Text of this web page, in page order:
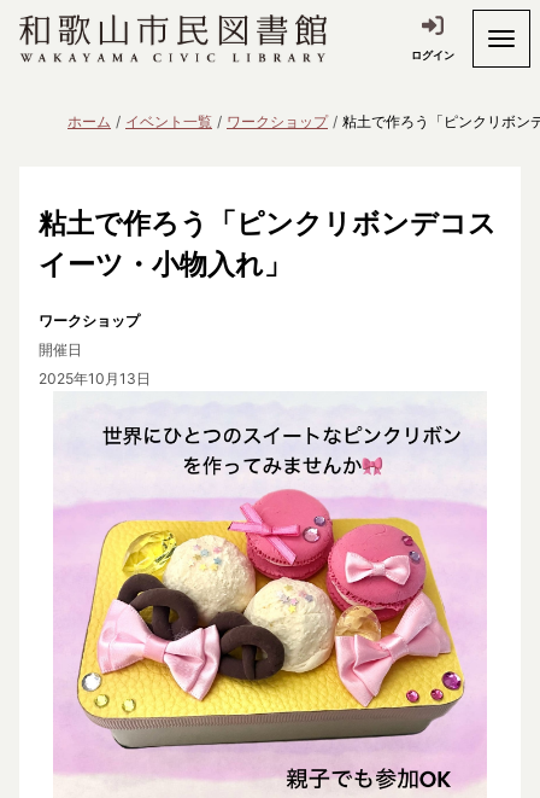
ログイン
ホーム イベント一覧 ワークショップ 粘土で作ろう「ピンクリボン
粘土で作ろう「ピンクリボンデコス
イーツ・小物入れ」
ワークショップ
開催日
2025年10月13日